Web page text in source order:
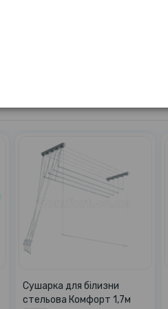
Сушарка для білизни
стельова Комфорт 1,7м